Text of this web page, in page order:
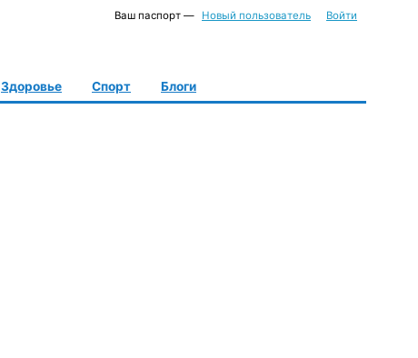
Ваш паспорт — Новый пользователь Войти
Здоровье Спорт Блоги